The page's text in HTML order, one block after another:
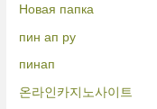
Новая папка
пин ап ру
пинап
온라인카지노사이트